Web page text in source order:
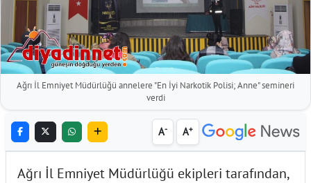
Ağrı İl Emniyet Müdürlüğü annelere "En İyi Narkotik Polisi; Anne" semineri
verdi
A- A+
Ağrı İl Emniyet Müdürlüğü ekipleri tarafından,